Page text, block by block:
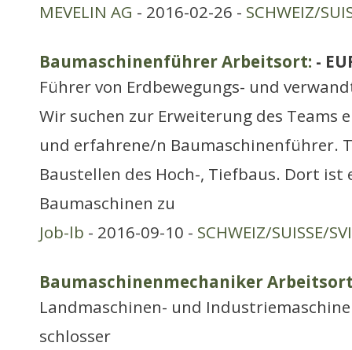
MEVELIN AG - 2016-02-26 - SCHWEIZ/
Baumaschinenführer Arbeitsort: -
Führer von Erdbewegungs- und
Wir suchen zur Erweiterung des Teams
und erfahrene/n Baumaschinenführer.
Baustellen des Hoch-, Tiefbaus. Dort ist
Baumaschinen zu
Job-lb - 2016-09-10 - SCHWEIZ/SUISSE/
Baumaschinenmechaniker
Landmaschinen- und
schlosser